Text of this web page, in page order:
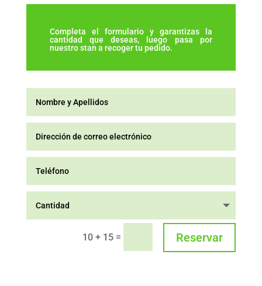
Completa el formulario y garantizas la
cantidad que deseas, luego pasa por
nuestro stan a recoger tu pedido.
10 + 15 = Reservar